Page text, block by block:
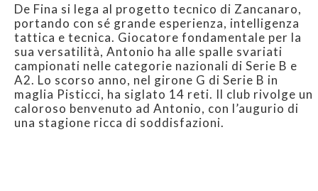
De Fina si lega al progetto tecnico di Zancanaro,
portando con sé grande esperienza, intelligenza
tattica e tecnica. Giocatore fondamentale per la
sua versatilità, Antonio ha alle spalle svariati
campionati nelle categorie nazionali di Serie B e
A2. Lo scorso anno, nel girone G di Serie B in
maglia Pisticci, ha siglato 14 reti. Il club rivolge un
caloroso benvenuto ad Antonio, con l’augurio di
una stagione ricca di soddisfazioni.